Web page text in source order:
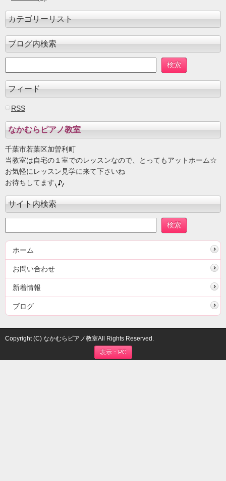
カテゴリーリスト
ブログ内検索
フィード
RSS
なかむらピアノ教室
千葉市若葉区加曽利町
当教室は自宅の１室でのレッスンなので、とってもアットホーム☆
お気軽にレッスン見学に来て下さいね
お待ちしてます
サイト内検索
ホーム
お問い合わせ
新着情報
ブログ
Copyright (C) なかむらピアノ教室All Rights Reserved.
表示：PC